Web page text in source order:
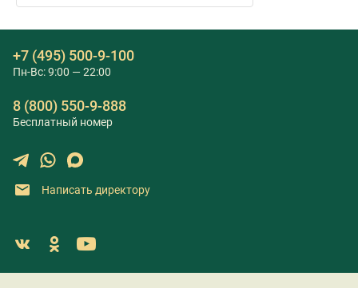
+7 (495) 500-9-100
Пн-Вс: 9:00 — 22:00
8 (800) 550-9-888
Бесплатный номер
Написать директору